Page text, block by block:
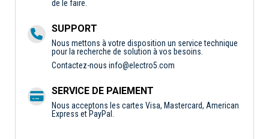
de le faire.
SUPPORT
Nous mettons à votre disposition un service technique
pour la recherche de solution à vos besoins.
Contactez-nous info@electro5.com
SERVICE DE PAIEMENT
Nous acceptons les cartes Visa, Mastercard, American
Express et PayPal.